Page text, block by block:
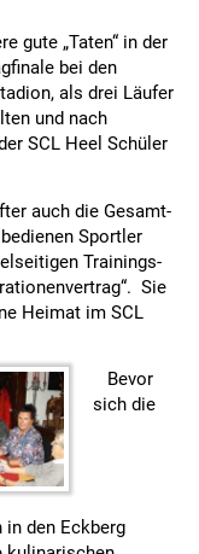
gute „Taten“ in der
bei den
als drei Läufer
und nach
SCL Heel Schüler
auch die Gesamt-
Sportler
Trainings-
Sie
Heimat im SCL
Bevor
sich die
den Eckberg